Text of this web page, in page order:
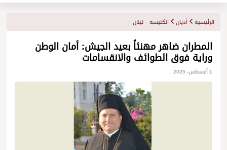
الرئيسية أديان الكنيسة - لبنان
المطران ضاهر مهنئاً بعيد الجيش: أمان الوطن
وراية فوق الطوائف والانقسامات
1 أغسطس، 2025